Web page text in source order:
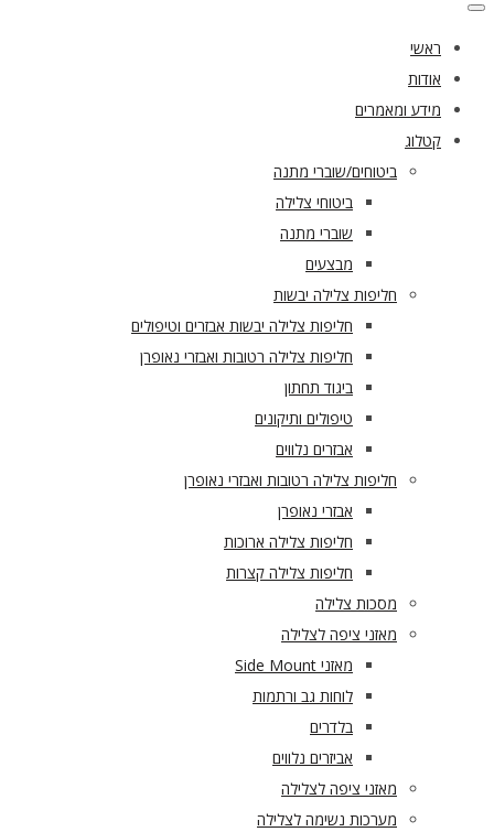
ראשי
אודות
מידע ומאמרים
קטלוג
ביטוחים/שוברי מתנה
ביטוחי צלילה
שוברי מתנה
מבצעים
חליפות צלילה יבשות
חליפות צלילה יבשות אבזרים וטיפולים
חליפות צלילה רטובות ואבזרי נאופרן
ביגוד תחתון
טיפולים ותיקונים
אבזרים נלווים
חליפות צלילה רטובות ואבזרי נאופרן
אבזרי נאופרן
חליפות צלילה ארוכות
חליפות צלילה קצרות
מסכות צלילה
מאזני ציפה לצלילה
מאזני Side Mount
לוחות גב ורתמות
בלדרים
אביזרים נלווים
מאזני ציפה לצלילה
מערכות נשימה לצלילה